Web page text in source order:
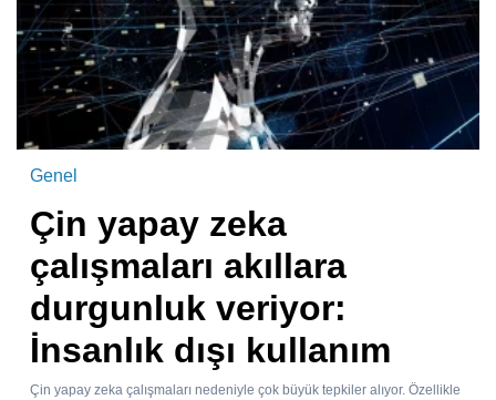
Genel
Çin yapay zeka
çalışmaları akıllara
durgunluk veriyor:
İnsanlık dışı kullanım
Çin yapay zeka çalışmaları nedeniyle çok büyük tepkiler alıyor. Özellikle